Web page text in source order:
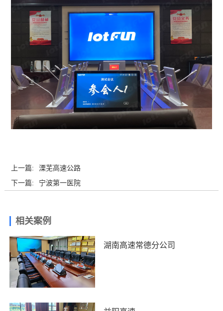
上一篇:
溧芜高速公路
下一篇:
宁波第一医院
相关案例
湖南高速常德分公司